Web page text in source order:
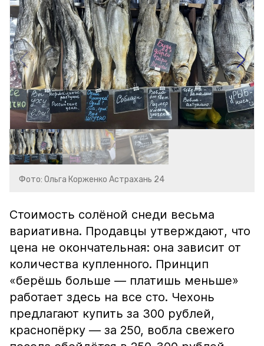
Фото: Ольга Корженко Астрахань 24
Стоимость солёной снеди весьма
вариативна. Продавцы утверждают, что
цена не окончательная: она зависит от
количества купленного. Принцип
«берёшь больше — платишь меньше»
работает здесь на все сто. Чехонь
предлагают купить за 300 рублей,
краснопёрку — за 250, вобла свежего